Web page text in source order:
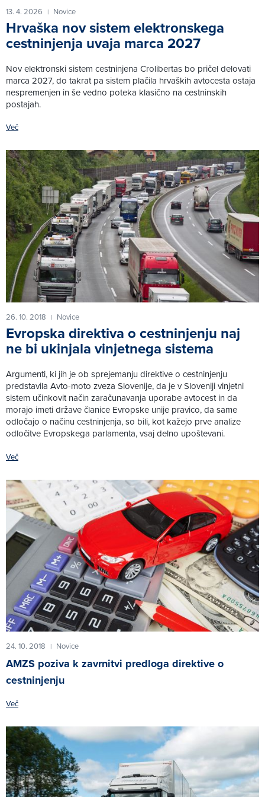
13. 4. 2026 | Novice
Hrvaška nov sistem elektronskega
cestninjenja uvaja marca 2027
Nov elektronski sistem cestninjena Crolibertas bo pričel delovati
marca 2027, do takrat pa sistem plačila hrvaških avtocesta ostaja
nespremenjen in še vedno poteka klasično na cestninskih
postajah.
Več
26. 10. 2018 | Novice
Evropska direktiva o cestninjenju naj
ne bi ukinjala vinjetnega sistema
Argumenti, ki jih je ob sprejemanju direktive o cestninjenju
predstavila Avto-moto zveza Slovenije, da je v Sloveniji vinjetni
sistem učinkovit način zaračunavanja uporabe avtocest in da
morajo imeti države članice Evropske unije pravico, da same
odločajo o načinu cestninjenja, so bili, kot kažejo prve analize
odločitve Evropskega parlamenta, vsaj delno upoštevani.
Več
24. 10. 2018 | Novice
AMZS poziva k zavrnitvi predloga direktive o
cestninjenju
Več